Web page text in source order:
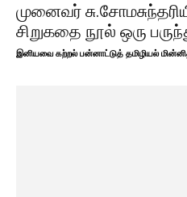
முனைவர்
சிறுகதை நூல் ஒரு
இனியவை கற்றல் பன்னாட்டுத் தமிழியல்